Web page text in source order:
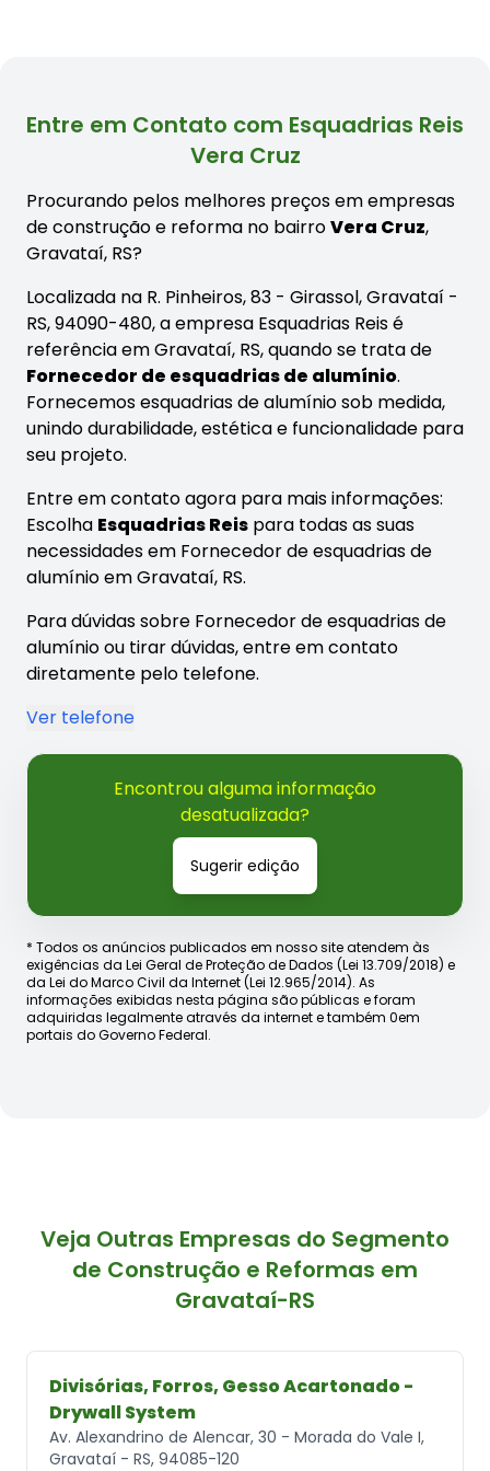
Entre em Contato com Esquadrias Reis
Vera Cruz
Procurando pelos melhores preços em empresas
de construção e reforma no bairroVera Cruz,
Gravataí, RS?
Localizada na R. Pinheiros, 83 - Girassol, Gravataí -
RS, 94090-480, a empresa Esquadrias Reis é
referência em Gravataí, RS, quando se trata de
Fornecedor de esquadrias de alumínio.
Fornecemos esquadrias de alumínio sob medida,
unindo durabilidade, estética e funcionalidade para
seu projeto.
Entre em contato agora para mais informações:
Escolha Esquadrias Reis para todas as suas
necessidades em Fornecedor de esquadrias de
alumínio em Gravataí, RS.
Para dúvidas sobre Fornecedor de esquadrias de
alumínio ou tirar dúvidas, entre em contato
diretamente pelo telefone.
Ver telefone
Encontrou alguma informação
desatualizada?
Sugerir edição
* Todos os anúncios publicados em nosso site atendem às
exigências da Lei Geral de Proteção de Dados (Lei 13.709/2018) e
da Lei do Marco Civil da Internet (Lei 12.965/2014). As
informações exibidas nesta página são públicas e foram
adquiridas legalmente através da internet e também 0em
portais do Governo Federal.
Veja Outras Empresas do Segmento
de Construção e Reformas em
Gravataí-RS
Divisórias, Forros, Gesso Acartonado -
Drywall System
Av. Alexandrino de Alencar, 30 - Morada do Vale I,
Gravataí - RS, 94085-120